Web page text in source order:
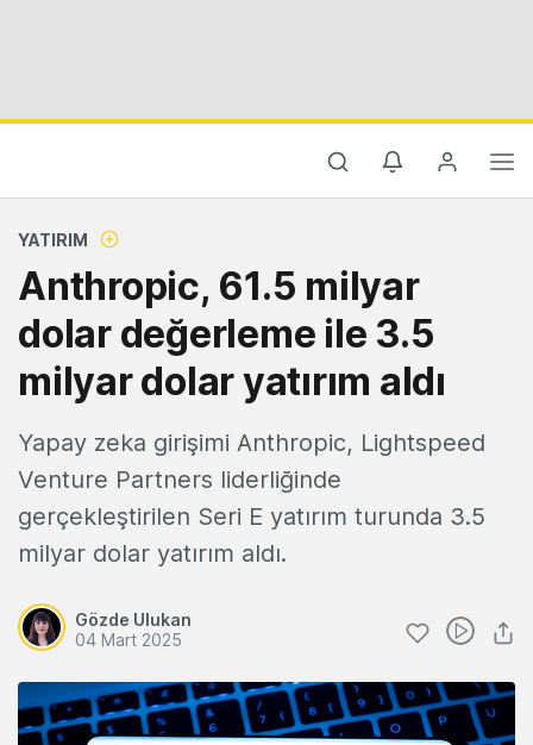
YATIRIM
Anthropic, 61.5 milyar
dolar değerleme ile 3.5
milyar dolar yatırım aldı
Yapay zeka girişimi Anthropic, Lightspeed
Venture Partners liderliğinde
gerçekleştirilen Seri E yatırım turunda 3.5
milyar dolar yatırım aldı.
Gözde Ulukan
04 Mart 2025